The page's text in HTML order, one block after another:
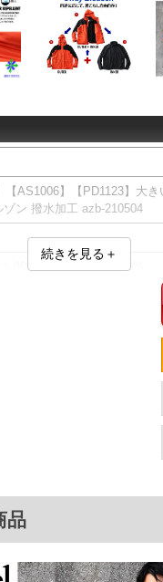
【AS1006】【PD1123】大
ン 撥水加工 azb-210504
90%、ポリウレタン10%
58
60 69
続きを見る＋
品